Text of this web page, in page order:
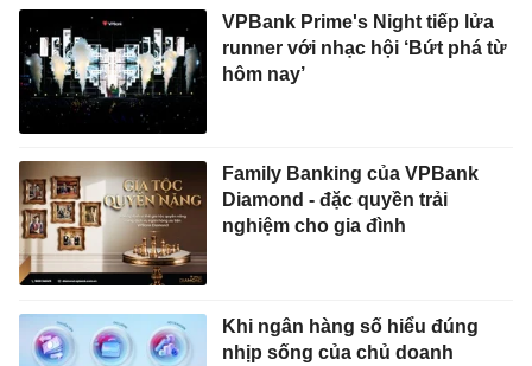
VPBank Prime's Night tiếp lửa
runner với nhạc hội ‘Bứt phá từ
hôm nay’
Family Banking của VPBank
Diamond - đặc quyền trải
nghiệm cho gia đình
Khi ngân hàng số hiểu đúng
nhịp sống của chủ doanh